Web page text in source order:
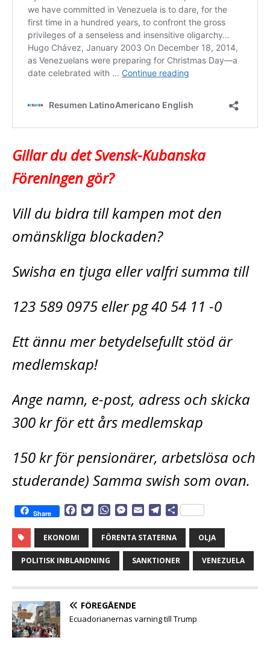
Gillar du det Svensk-Kubanska
Föreningen gör?
Vill du bidra till kampen mot den
omänskliga blockaden?
Swisha en tjuga eller valfri summa till
123 589 0975 eller pg 40 54 11 -0
Ett ännu mer betydelsefullt stöd är
medlemskap!
Ange namn, e-post, adress och skicka
300 kr för ett års medlemskap
150 kr för pensionärer, arbetslösa och
studerande) Samma swish som ovan.
Share
c
e
b
o
t
t
e
W
a
t
A
M
s
s
e
n
r
a
i
l
l
e
g
r
D
a
EKONOMI FÖRENTA STATERNA OLJA
POLITISK INBLANDNING SANKTIONER VENEZUELA
FÖREGÅENDE
Ecuadorianernas varning till Trump